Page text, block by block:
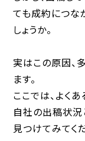
ても成約につな
しょうか。
実はこの原因、
ます。
ここでは、よく
自社の出稿状況
見つけてみてく